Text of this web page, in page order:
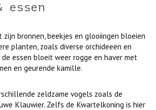
essen
zijn bronnen, beekjes en glooiingen bloeien
planten, zoals diverse orchideeën en
essen bloeit weer rogge en haver met
en geurende kamille.
zeldzame vogels zoals de
Klauwier. Zelfs de Kwartelkoning is hier